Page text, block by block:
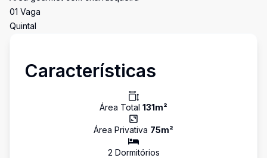
01 Vaga
Quintal
Características
Área Total 131m²
Área Privativa 75m²
2 Dormitórios